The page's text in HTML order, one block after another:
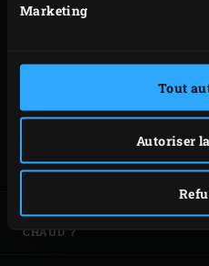
Marketing
Tout
Autoriser
pendant 24 à 48 heures.
travail de semoule de
l’étalage pour un
Hydratation optimale :
fonction de la farine
donne une mie plus
COMMENT FAIRE LEVER LA
CHAUD ?